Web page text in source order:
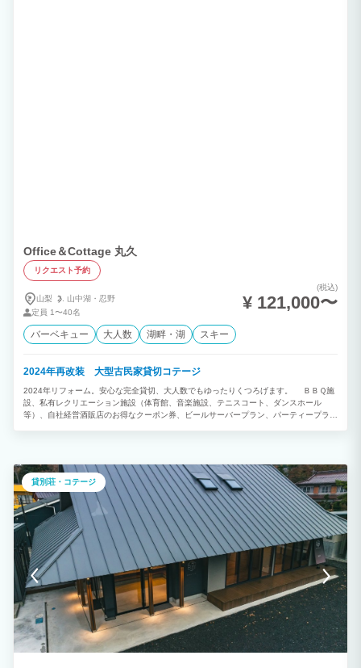
Office＆Cottage 丸久
リクエスト予約
山梨 山中湖・ 忍野
定員 1〜40名
(税込)
¥ 121,000〜
バーベキュー 大人数 湖畔・湖 スキー
2024年再改装 大型古民家貸切コテージ
2024年リフォーム。安心な完全貸切、大人数でもゆったりくつろげます。 ＢＢＱ施
設、私有レクリエーション施設（体育館、音楽施設、テニスコート、ダンスホール
等）、自社経営酒販店のお得なクーポン券、ビールサーバープラン、パーティープラン
ださい。 【私有施設】 体育館２棟（徒歩5分）、グラウンド（車2分）、音楽施設
（徒歩5分）、武道場（施設真横）、テニスコート（車2分）、卓球場（施設真横）、
大型会議室、ダンスホール等、様々な用途でご利用いただけます。 【お部屋】 お部
屋は、和室 8部屋 リビングダイニング 2部屋 最大40名様まで宿泊可能。 【ワー
ケーション】 企業様のワーケーション、少人数での貸し切りも可能です。平日連泊利
用、企業様向け連泊プラン有ご相談承ります。周辺観光にカーシェアリングをご希望の
方はご相談ください。 複数同時接続でのテレワークもご利用いただける無料高速Wi-
Fi、長時間作業も疲れない快適なオフィスチェア、大型モニター、キーボード、ホワイ
トボード、電話会議用個室等ご自由に利用可能です。 【バス手配】 行き帰りのバスの
手配をご希望の方はご相談ください。 【お食事】 朝、昼、夕食を追加でご希望の場合
はご相談ください。 ■■■ご予約前には、必ず最新の宿泊料金を施設にご確認下さい。
■■■ 【学割プラン有※メッセージ内でその旨お伝え下さい】 １棟 貸し切り 平日 2
名～20名 １１５，５００円 21名～25名 １名につき ５，３９０円 26名～ １名につ
き 5，２８０円 休前日 2名～20名 １２１，０００円 21名～25名 １名につき
5，５００円 26名～ １名につき ５，２８０円 清掃費 一律５，５００円 小学生未
満半額（ジュースまたはアイス人数分無料プレゼント） 冷暖房費１１０円／１名 7月
貸別荘・コテージ